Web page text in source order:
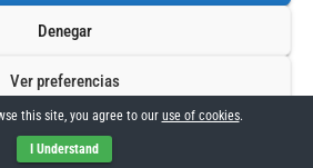
Denegar
Ver preferencias
CookiesAviso Legal
de Nutrientes na
this site, you agree to our use of cookies.
I Understand